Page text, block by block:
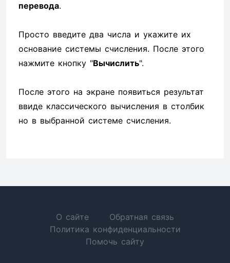
перевода.
Просто введите два числа и укажите их
основание системы счисления. После этого
нажмите кнопку "Вычислить".
После этого на экране появиться результат
ввиде классического вычисления в столбик
но в выбранной системе счисления.
О сайте
Обратная связь
Политика конфиденциальности
Помочь сайту